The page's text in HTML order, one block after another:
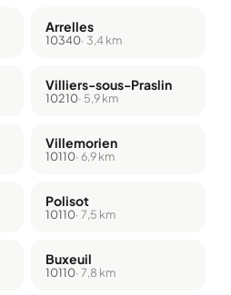
Arrelles
10340· 3,4 km
Villiers-sous-Praslin
10210· 5,9 km
Villemorien
10110· 6,9 km
Polisot
10110· 7,5 km
Buxeuil
10110· 7,8 km